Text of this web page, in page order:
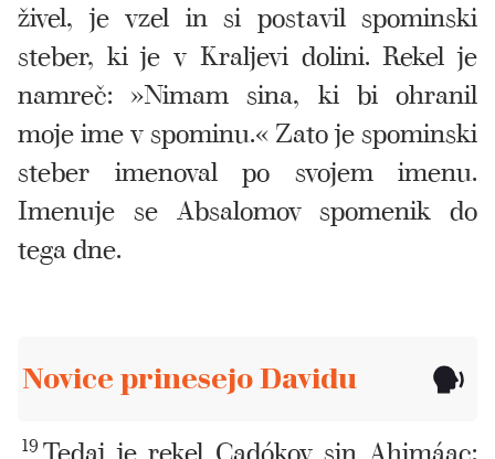
živel, je vzel in si postavil spominski
steber, ki je v Kraljevi dolini. Rekel je
namreč: »Nimam sina, ki bi ohranil
moje ime v spominu.« Zato je spominski
steber imenoval po svojem imenu.
Imenuje se Absalomov spomenik do
tega dne.
Novice prinesejo Davidu
19 Tedaj je rekel Cadókov sin Ahimáac: